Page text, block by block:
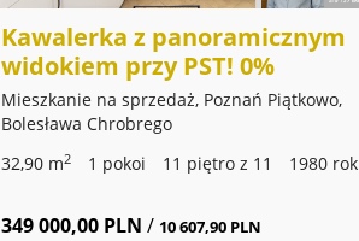
Kawalerka z panoramicznym
widokiem przy PST! 0%
Mieszkanie na sprzedaż, Poznań Piątkowo,
Bolesława Chrobrego
32,90 m2 1 pokoi 11 piętro z 11 1980 rok
349 000,00 PLN / 10 607,90 PLN